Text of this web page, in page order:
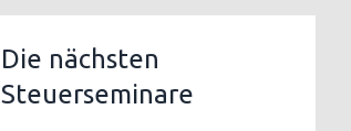
Die nächsten
Steuerseminare